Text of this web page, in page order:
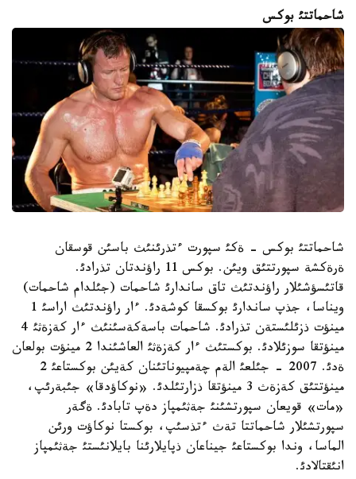
شاحماتتئ بوكس
شاحماتتئ بوكس - ةكئ سپورت ءتذرئنئث باسئن قوسقان
ةرةكشة سپورتتئق ويئن. بوكس 11 راؤندتان تذرادئ.
قاتئسؤشئلار راؤندتئث تاق ساندارئ شاحمات (جئلدام شاحمات)
ويناسا، جذپ ساندارئ بوكسقا كوشةدئ. ءار راؤندتئث اراسئ 1
مينؤت ذزئلئستةن تذرادئ. شاحمات باسةكةسئنئث ءار كةزةثئ 4
مينؤتقا سوزئلادئ. بوكستئث ءار كةزةثئ العاشئندا 2 مينؤت بولعان
ةدئ. 2007 - جئلعئ الةم چةمپيوناتئنان كةيئن بوكستاعئ 2
مينؤتتئق كةزةث 3 مينؤتقا ذزارتئلدئ. «نوكاؤدقا» جئبةرئپ،
«مات» قويعان سپورتشئنئ جةثئمپاز دةپ تابادئ. ةگةر
سپورتشئلار شاحماتتا تةث ءتذسئپ، بوكستا نوكاؤت ورئن
الماسا، وندا بوكستاعئ جيناعان ذپايلارئنا بايلانئستئ جةثئمپاز
انئقتالادئ.